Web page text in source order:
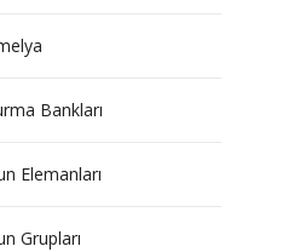
Bankları
Elemanları
Grupları